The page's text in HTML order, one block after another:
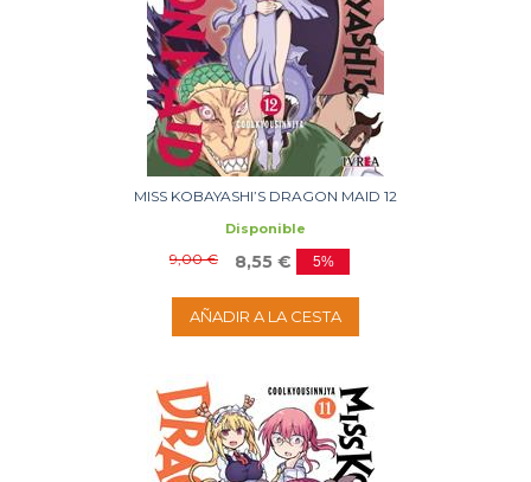
MISS KOBAYASHI’S DRAGON MAID 12
Disponible
9,00 € 8,55 € 5%
AÑADIR A LA CESTA